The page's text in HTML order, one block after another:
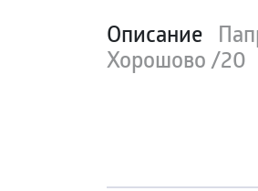
Описание
Хорошово /20